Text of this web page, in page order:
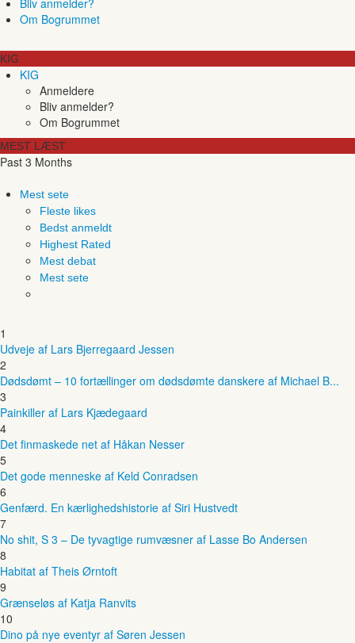
Om Bogrummet
KIG
KIG
Anmeldere
Bliv anmelder?
Om Bogrummet
MEST LÆST
Past 3 Months
Mest sete
Fleste likes
Bedst anmeldt
Highest Rated
Mest debat
Mest sete
1
Udveje af Lars Bjerregaard Jessen
2
Dødsdømt – 10 fortællinger om dødsdømte danskere af Michael B...
3
Painkiller af Lars Kjædegaard
4
Det finmaskede net af Håkan Nesser
5
Det gode menneske af Keld Conradsen
6
Genfærd. En kærlighedshistorie af Siri Hustvedt
7
No shit, S 3 – De tyvagtige rumvæsner af Lasse Bo Andersen
8
Habitat af Theis Ørntoft
9
Grænseløs af Katja Ranvits
10
Dino på nye eventyr af Søren Jessen